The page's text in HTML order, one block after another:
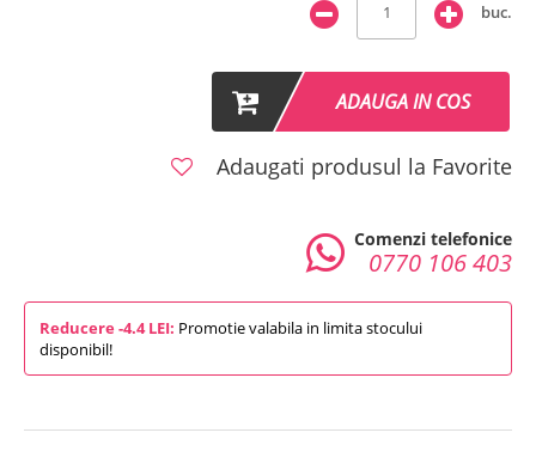
buc.
ADAUGA IN COS
Adaugati produsul la Favorite
Comenzi telefonice
0770 106 403
Reducere -4.4 LEI: Promotie valabila in limita stocului
disponibil!